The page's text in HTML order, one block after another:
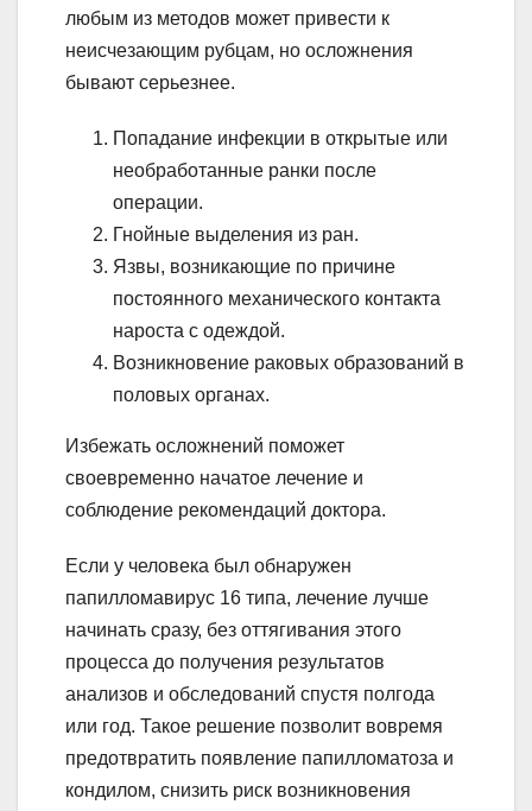
любым из методов может привести к
неисчезающим рубцам, но осложнения
бывают серьезнее.
Попадание инфекции в открытые или
необработанные ранки после
операции.
Гнойные выделения из ран.
Язвы, возникающие по причине
постоянного механического контакта
нароста с одеждой.
Возникновение раковых образований в
половых органах.
Избежать осложнений поможет
своевременно начатое лечение и
соблюдение рекомендаций доктора.
Если у человека был обнаружен
папилломавирус 16 типа, лечение лучше
начинать сразу, без оттягивания этого
процесса до получения результатов
анализов и обследований спустя полгода
или год. Такое решение позволит вовремя
предотвратить появление папилломатоза и
кондилом, снизить риск возникновения